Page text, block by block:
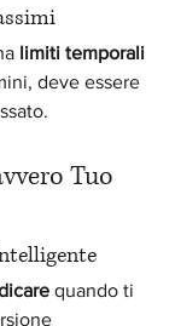
limiti temporali
deve essere
Tuo
quando ti